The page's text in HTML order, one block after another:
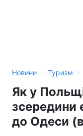
Новини › Туризм ›
Як у
зсередини
до Одеси